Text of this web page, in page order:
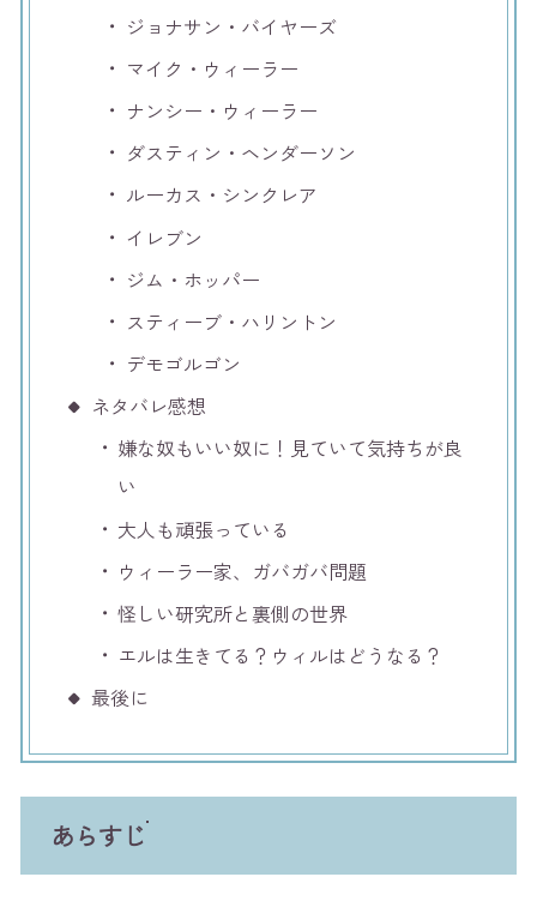
ジョナサン・バイヤーズ
マイク・ウィーラー
ナンシー・ウィーラー
ダスティン・ヘンダーソン
ルーカス・シンクレア
イレブン
ジム・ホッパー
スティーブ・ハリントン
デモゴルゴン
ネタバレ感想
嫌な奴もいい奴に！見ていて気持ちが良
い
大人も頑張っている
ウィーラー家、ガバガバ問題
怪しい研究所と裏側の世界
エルは生きてる？ウィルはどうなる？
最後に
あらすじ